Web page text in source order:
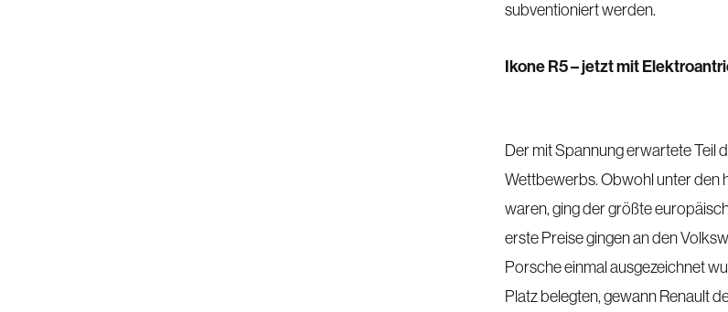
subventioniert werden.
Ikone R5 – jetzt mit
Der mit Spannung erwartete Teil
Wettbewerbs. Obwohl unter den
waren, ging der größte
erste Preise gingen an den
Porsche einmal ausgezeichnet
Platz belegten, gewann Renault